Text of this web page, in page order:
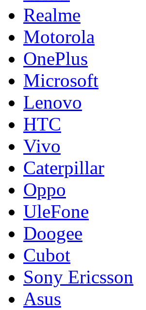
Realme
Motorola
OnePlus
Microsoft
Lenovo
HTC
Vivo
Caterpillar
Oppo
UleFone
Doogee
Cubot
Sony Ericsson
Asus